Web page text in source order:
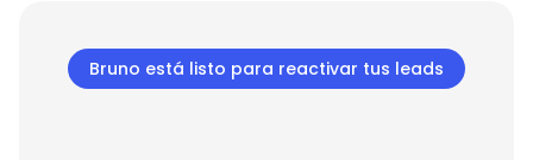
Bruno está listo para reactivar tus leads